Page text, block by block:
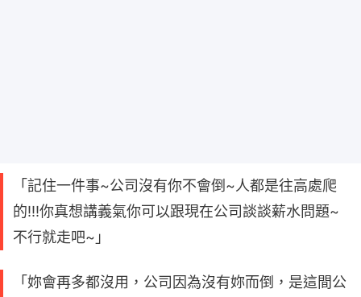
「記住一件事~公司沒有你不會倒~人都是往高處爬
的!!!你真想講義氣你可以跟現在公司談談薪水問題~
不行就走吧~」
「妳會再多都沒用，公司因為沒有妳而倒，是這間公